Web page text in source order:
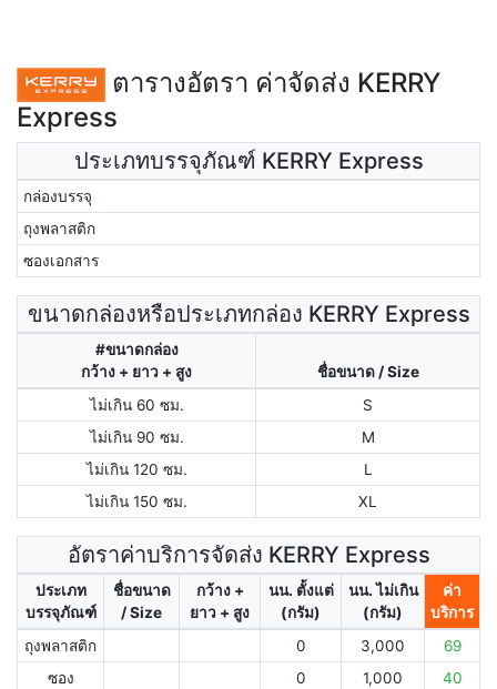
ตารางอัตรา ค่าจัดส่ง KERRY
Express
ประเภทบรรจุภัณฑ์ KERRY Express
กล่องบรรจุ
ถุงพลาสติก
ซองเอกสาร
ขนาดกล่องหรือประเภทกล่อง KERRY Express
#ขนาดกล่อง
กว้าง + ยาว + สูง
ชื่อขนาด / Size
ไม่เกิน 60 ซม.
S
ไม่เกิน 90 ซม.
M
ไม่เกิน 120 ซม.
L
ไม่เกิน 150 ซม.
XL
อัตราค่าบริการจัดส่ง KERRY Express
ประเภท
บรรจุภัณฑ์
ชื่อขนาด
/ Size
กว้าง +
ยาว + สูง
นน. ตั้งแต่
(กรัม)
นน. ไม่เกิน
(กรัม)
ค่า
บริการ
ถุงพลาสติก
0 3,000
69
ซอง
0 1,000 40